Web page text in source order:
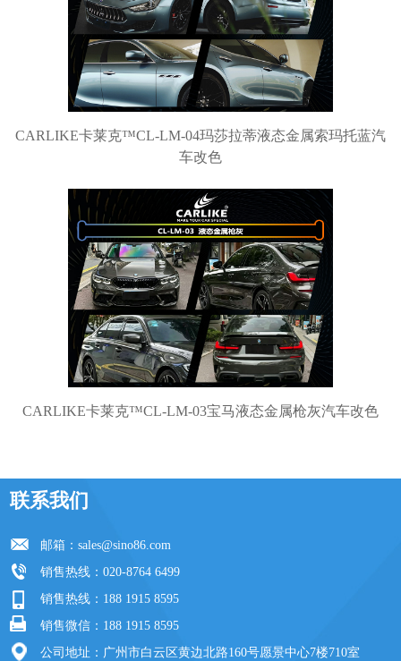
CARLIKE卡莱克™CL-LM-04玛莎拉蒂液态金属索玛托蓝汽
车改色
CARLIKE卡莱克™CL-LM-03宝马液态金属枪灰汽车改色
联系我们
邮箱：sales@sino86.com
销售热线：020-8764 6499
销售热线：188 1915 8595
销售微信：188 1915 8595
公司地址：广州市白云区黄边北路160号愿景中心7楼710室